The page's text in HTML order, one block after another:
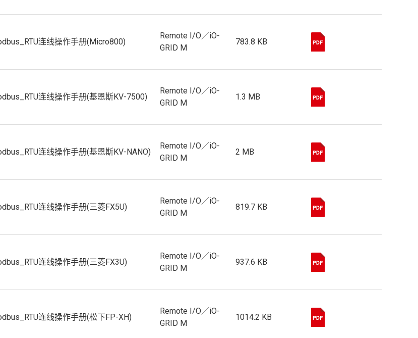
连线操作手册(Micro800)
Remote I/O／iO-
GRID M
783.8 KB
连线操作手册(基恩斯KV-7500)
Remote I/O／iO-
GRID M
1.3 MB
连线操作手册(基恩斯KV-NANO)
Remote I/O／iO-
GRID M
2 MB
连线操作手册(三菱FX5U)
Remote I/O／iO-
GRID M
819.7 KB
连线操作手册(三菱FX3U)
Remote I/O／iO-
GRID M
937.6 KB
连线操作手册(松下FP-XH)
Remote I/O／iO-
GRID M
1014.2 KB